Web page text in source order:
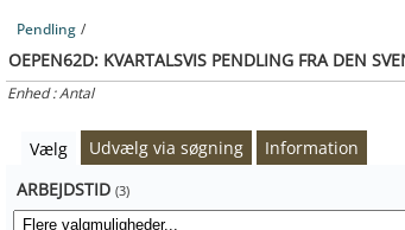
Pendling /
OEPEN62D: KVARTALSVIS PENDLING FRA DEN
Enhed : Antal
Vælg Udvælg via søgning
Information
ARBEJDSTID (3)